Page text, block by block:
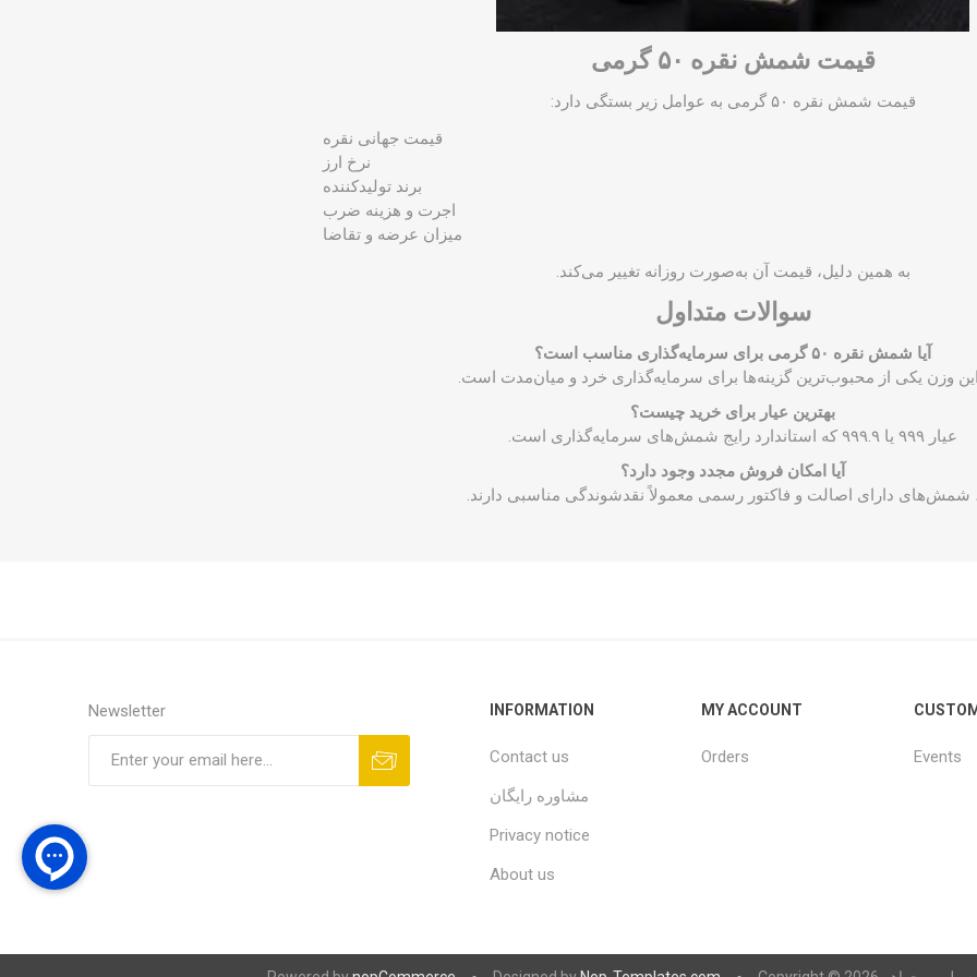
قیمت شمش نقره ۵۰ گرمی
قیمت شمش نقره ۵۰ گرمی به عوامل زیر بستگی دارد:
قیمت جهانی نقره
نرخ ارز
برند تولیدکننده
اجرت و هزینه ضرب
میزان عرضه و تقاضا
به همین دلیل، قیمت آن به‌صورت روزانه تغییر می‌کند.
سوالات متداول
آیا شمش نقره ۵۰ گرمی برای سرمایه‌گذاری مناسب است؟
این وزن یکی از محبوب‌ترین گزینه‌ها برای سرمایه‌گذاری خرد و میان‌مدت است.
بهترین عیار برای خرید چیست؟
عیار ۹۹۹ یا ۹۹۹.۹ که استاندارد رایج شمش‌های سرمایه‌گذاری است.
آیا امکان فروش مجدد وجود دارد؟
شمش‌های دارای اصالت و فاکتور رسمی معمولاً نقدشوندگی مناسبی دارند.
Newsletter INFORMATION
Contact us
مشاوره رایگان
Privacy notice
About us
MY ACCOUNT
Orders Events